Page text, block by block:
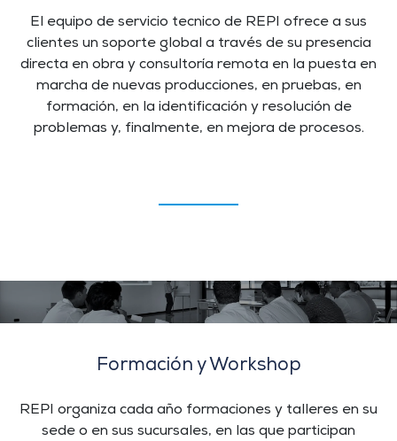
El equipo de servicio tecnico de REPI ofrece a sus
clientes un soporte global a través de su presencia
directa en obra y consultoría remota en la puesta en
marcha de nuevas producciones, en pruebas, en
formación, en la identificación y resolución de
problemas y, finalmente, en mejora de procesos.
Formación y Workshop
REPI organiza cada año formaciones y talleres en su
sede o en sus sucursales, en las que participan